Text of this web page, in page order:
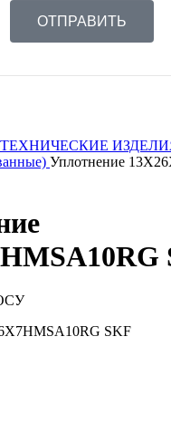
ОТПРАВИТЬ
Уплотнение
SKF